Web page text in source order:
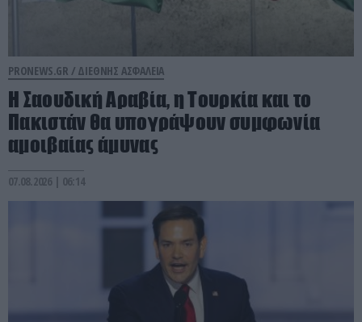
PRONEWS.GR / ΔΙΕΘΝΗΣ ΑΣΦΑΛΕΙΑ
Η Σαουδική Αραβία, η Τουρκία και το
Πακιστάν θα υπογράψουν συμφωνία
αμοιβαίας άμυνας
07.08.2026 | 06:14